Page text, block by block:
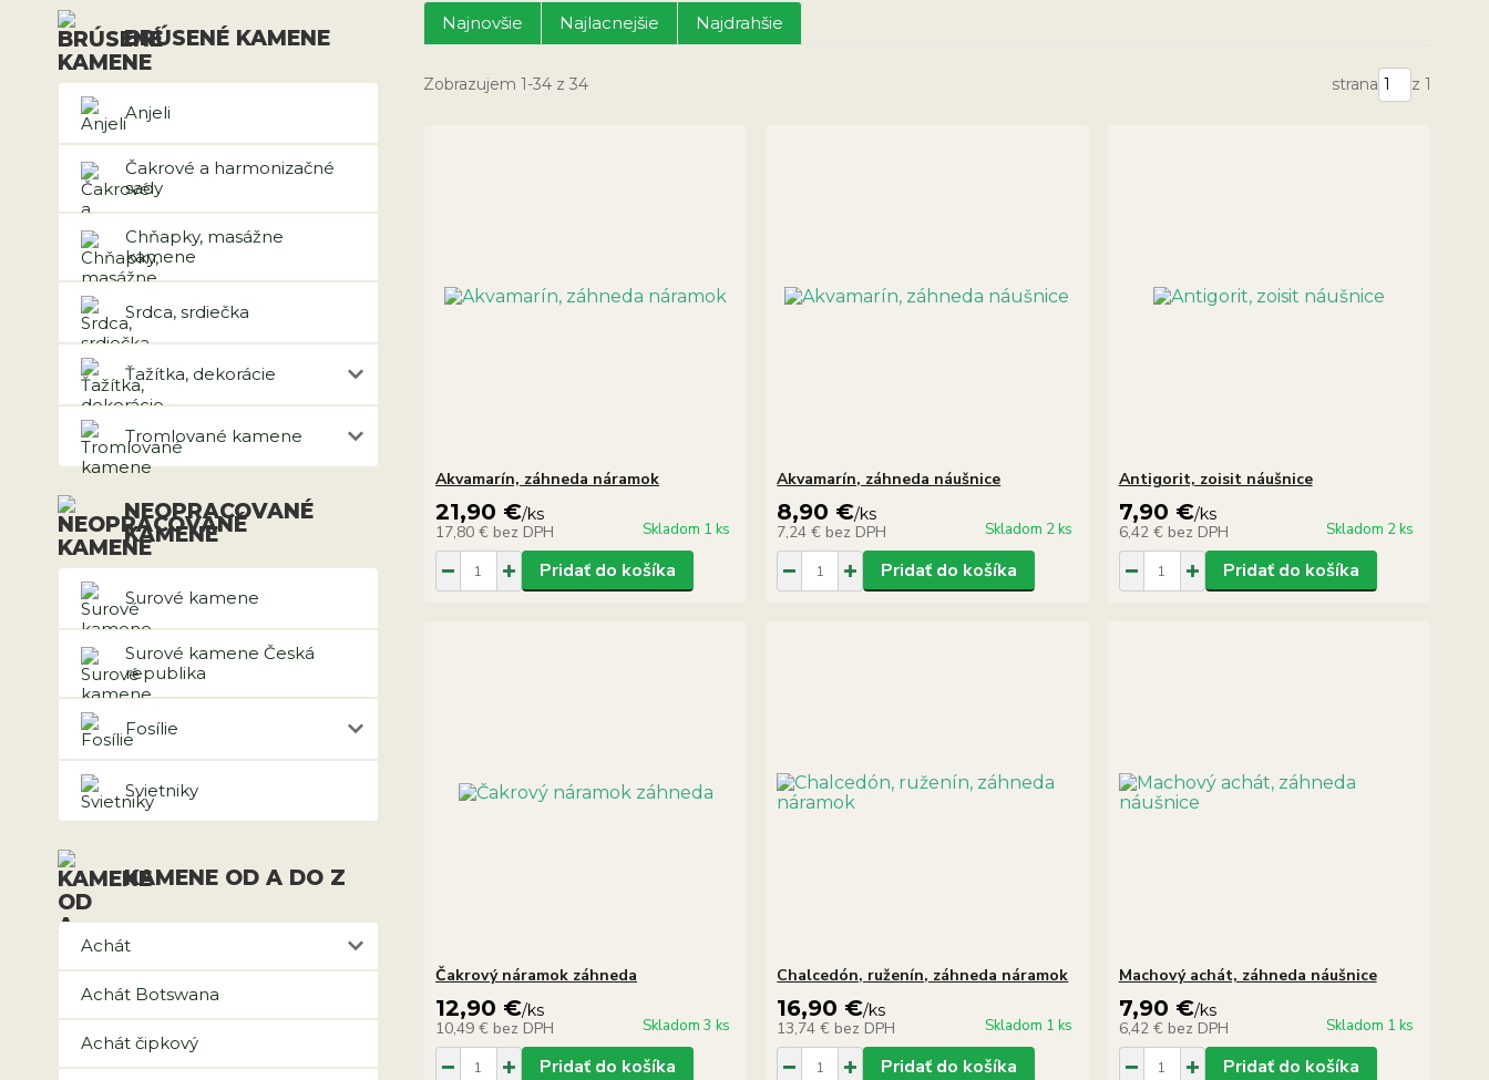
BRÚSENÉ KAMENE
Anjeli
Čakrové a harmonizačné
sady
Chňapky, masážne
kamene
Srdca, srdiečka
Ťažítka, dekorácie
Tromlované kamene
NEOPRACOVANÉ
KAMENE
Surové kamene
Surové kamene Česká
republika
Fosílie
Svietniky
KAMENE OD A DO Z
Achát
Achát Botswana
Achát čipkový
Najnovšie Najlacnejšie Najdrahšie
Zobrazujem 1-34 z 34 strana z 1
Akvamarín, záhneda náramok
21,90 €/ks
17,80 € bez DPH Skladom 1 ks
Pridať do košíka
Akvamarín, záhneda náušnice
8,90 €/ks
7,24 € bez DPH Skladom 2 ks
Pridať do košíka
Antigorit, zoisit náušnice
7,90 €/ks
6,42 € bez DPH Skladom 2 ks
Pridať do košíka
Čakrový náramok záhneda
12,90 €/ks
10,49 € bez DPH Skladom 3 ks
Pridať do košíka
Chalcedón, ruženín, záhneda náramok
16,90 €/ks
13,74 € bez DPH Skladom 1 ks
Pridať do košíka
Machový achát, záhneda náušnice
7,90 €/ks
6,42 € bez DPH Skladom 1 ks
Pridať do košíka